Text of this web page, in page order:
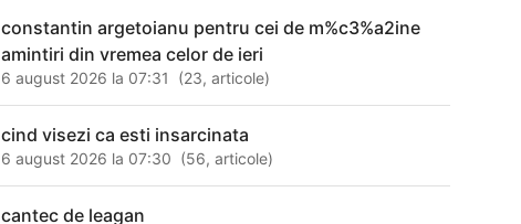
constantin argetoianu pentru cei de m%c3%a2ine
amintiri din vremea celor de ieri
6 august 2026 la 07:31 (23,articole)
cind visezi ca esti insarcinata
6 august 2026 la 07:30 (56,articole)
cantec de leagan